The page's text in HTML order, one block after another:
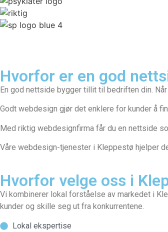
Hvorfor er en god
En god nettside bygger tillit til bedriften din.
Godt webdesign gjør det enklere for kunder å
Med riktig webdesignfirma får du en nettside
Våre webdesign-tjenester i Kleppestø hjelper
Hvorfor velge oss i
Vi kombinerer lokal forståelse av markedet i
kunder og skille seg ut fra konkurrentene.
Lokal ekspertise